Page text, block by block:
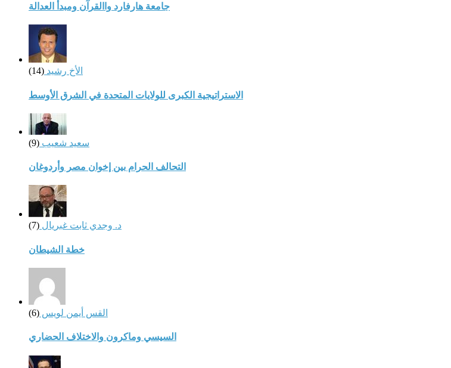
جامعة هارفارد واالقرآن ومبدأ العدالة
الأخ رشيد (14)
الاستراتيجية الكبرى للولايات المتحدة في الشرق الأوسط
سعيد شعيب (9)
التحالف الحرام بين إخوان مصر وأردوغان
د. وجدي ثابت غبريال (7)
خطة الشيطان
القس أيمن لويس (6)
السيسي وماكرون والاختلاف الحضاري